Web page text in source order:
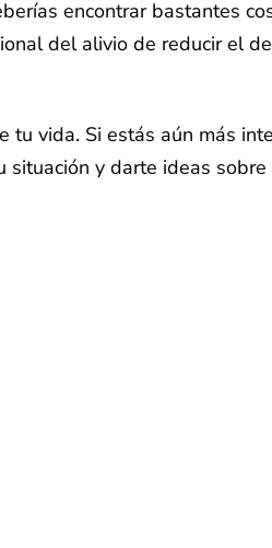
encontrar bastantes
del alivio de reducir el
vida. Si estás aún más
situación y darte ideas